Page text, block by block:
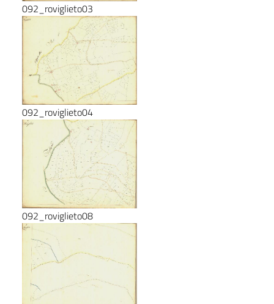
092_roviglieto03
092_roviglieto04
092_roviglieto08